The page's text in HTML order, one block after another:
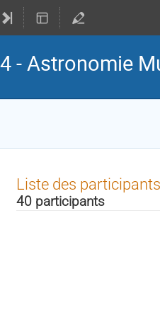
- Astronomie
Liste des participants
40 participants